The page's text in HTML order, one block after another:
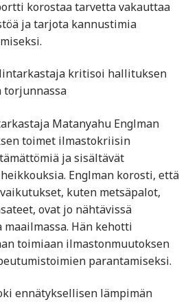
korostaa tarvetta vakauttaa
ja tarjota kannustimia
kritisoi hallituksen
Matanyahu Englman
toimet ilmastokriisin
ja sisältävät
Englman korosti, että
kuten metsäpalot,
ovat jo nähtävissä
Hän kehotti
toimiaan ilmastonmuutoksen
parantamiseksi.
ennätyksellisen lämpimän